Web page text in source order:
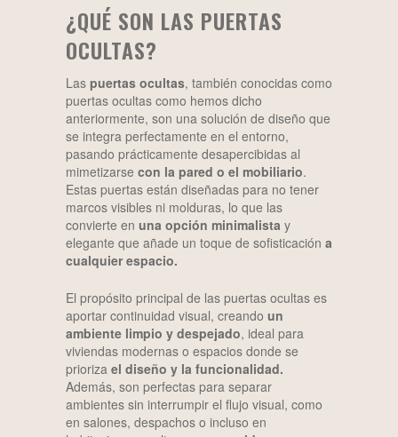
¿QUÉ SON LAS PUERTAS
OCULTAS?
Las puertas ocultas, también conocidas como
puertas ocultas como hemos dicho
anteriormente, son una solución de diseño que
se integra perfectamente en el entorno,
pasando prácticamente desapercibidas al
mimetizarse con la pared o el mobiliario.
Estas puertas están diseñadas para no tener
marcos visibles ni molduras, lo que las
convierte en una opción minimalista y
elegante que añade un toque de sofisticación a
cualquier espacio.
El propósito principal de las puertas ocultas es
aportar continuidad visual, creando un
ambiente limpio y despejado, ideal para
viviendas modernas o espacios donde se
prioriza el diseño y la funcionalidad.
Además, son perfectas para separar
ambientes sin interrumpir el flujo visual, como
en salones, despachos o incluso en